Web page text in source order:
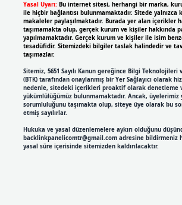
Yasal Uyarı: Bu internet sitesi, herhangi bir marka,
ile hiçbir bağlantısı bulunmamaktadır. Sitede yalnızca
makaleler paylaşılmaktadır. Burada yer alan içerikler
taşımamakta olup, gerçek kurum ve kişiler hakkında
yapılmamaktadır. Gerçek kurum ve kişiler ile isim
tesadüfidir. Sitemizdeki bilgiler taslak halindedir ve
taşımazlar.
Sitemiz, 5651 Sayılı Kanun gereğince Bilgi
(BTK) tarafından onaylanmış bir Yer Sağlayıcı olarak
nedenle, sitedeki içerikleri proaktif olarak denetleme
yükümlülüğümüz bulunmamaktadır. Ancak, üyelerimiz
sorumluluğunu taşımakta olup, siteye üye olarak bu
etmiş sayılırlar.
Hukuka ve yasal düzenlemelere aykırı olduğunu
backlinkpanelicomtr@gmail.comadresine bildirmeniz
yasal süre içerisinde sitemizden kaldırılacaktır.